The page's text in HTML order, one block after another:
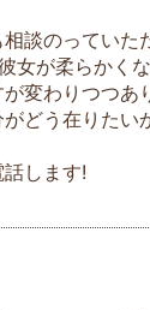
談のっていた
女が柔らかく
変わりつつあ
どう在りたい
します!